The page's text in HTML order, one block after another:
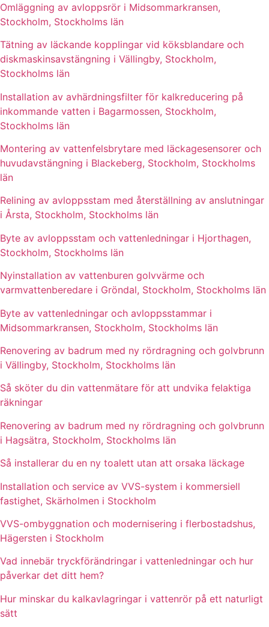
Omläggning av avloppsrör i Midsommarkransen,
Stockholm, Stockholms län
Tätning av läckande kopplingar vid köksblandare och
diskmaskinsavstängning i Vällingby, Stockholm,
Stockholms län
Installation av avhärdningsfilter för kalkreducering på
inkommande vatten i Bagarmossen, Stockholm,
Stockholms län
Montering av vattenfelsbrytare med läckagesensorer och
huvudavstängning i Blackeberg, Stockholm, Stockholms
län
Relining av avloppsstam med återställning av anslutningar
i Årsta, Stockholm, Stockholms län
Byte av avloppsstam och vattenledningar i Hjorthagen,
Stockholm, Stockholms län
Nyinstallation av vattenburen golvvärme och
varmvattenberedare i Gröndal, Stockholm, Stockholms län
Byte av vattenledningar och avloppsstammar i
Midsommarkransen, Stockholm, Stockholms län
Renovering av badrum med ny rördragning och golvbrunn
i Vällingby, Stockholm, Stockholms län
Så sköter du din vattenmätare för att undvika felaktiga
räkningar
Renovering av badrum med ny rördragning och golvbrunn
i Hagsätra, Stockholm, Stockholms län
Så installerar du en ny toalett utan att orsaka läckage
Installation och service av VVS-system i kommersiell
fastighet, Skärholmen i Stockholm
VVS-ombyggnation och modernisering i flerbostadshus,
Hägersten i Stockholm
Vad innebär tryckförändringar i vattenledningar och hur
påverkar det ditt hem?
Hur minskar du kalkavlagringar i vattenrör på ett naturligt
sätt